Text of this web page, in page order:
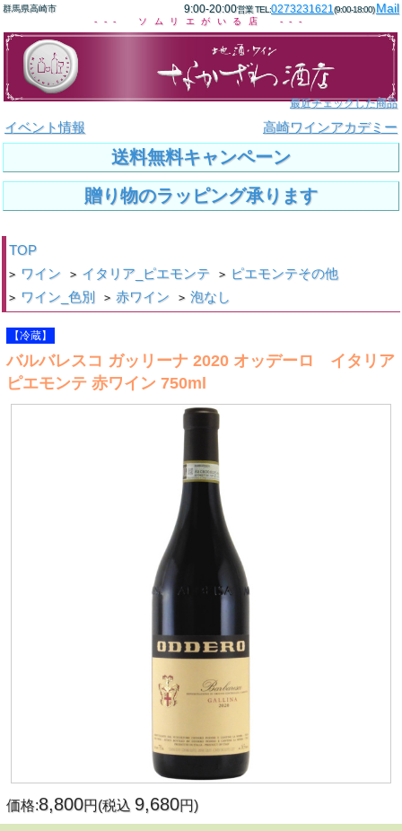
群馬県高崎市 9:00-20:00営業 TEL:0273231621(9:00-18:00)Mail
--- ソムリエがいる店 ---
最近チェックした商品
イベント情報 高崎ワインアカデミー
送料無料キャンペーン
贈り物のラッピング承ります
TOP
> ワイン > イタリア_ピエモンテ > ピエモンテその他
> ワイン_色別 > 赤ワイン > 泡なし
【冷蔵】
バルバレスコ ガッリーナ 2020 オッデーロ イタリア
ピエモンテ 赤ワイン 750ml
価格:8,800円(税込 9,680円)